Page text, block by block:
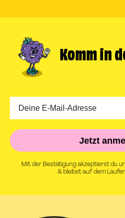
Komm in
Jetzt
Mit der Bestätigung akzeptierst du
& bleibst auf dem